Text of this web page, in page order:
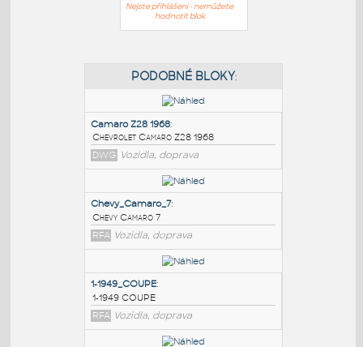
Nejste přihlášeni - nemůžete
hodnotit blok
PODOBNÉ BLOKY
Camaro Z28 1968:
Chevrolet Camaro Z28 1968
DWG Vozidla, doprava